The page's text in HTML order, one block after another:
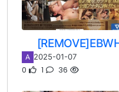
A 2025-01-07
0 1 36